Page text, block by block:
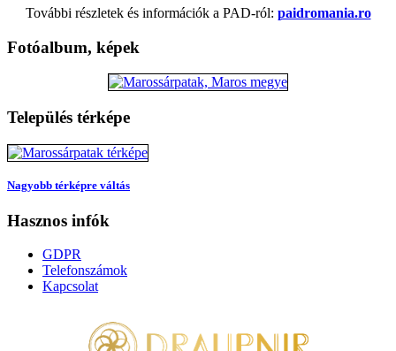
További részletek és információk a PAD-ról: paidromania.ro
Fotóalbum, képek
Település térképe
Nagyobb térképre váltás
Hasznos infók
GDPR
Telefonszámok
Kapcsolat